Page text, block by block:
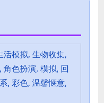
模拟, 生物收集,
角色扮演, 模拟, 回
, 彩色, 温馨惬意,